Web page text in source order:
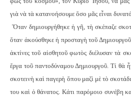
γιὰ νὰ τὰ κατανοήσουμε ὅσο μᾶς εἶναι
Ὅταν δημιουργήθηκε ἡ γῆ, τὴ σκέπαζε
ὅταν ἀκούσθηκε ἡ προσταγὴ τοῦ
ἀκτίνες τοῦ αἰσθητοῦ φωτὸς διέλυσαν τὰ
ἔργα τοῦ παντοδύναμου Δημιουργοῦ. Τί θὰ
σκοτεινὴ καὶ παγερὴ ὅπου μαζὶ μὲ τὸ
του καὶ ὁ θάνατος.Κάτι παρόμοιο συνέβη